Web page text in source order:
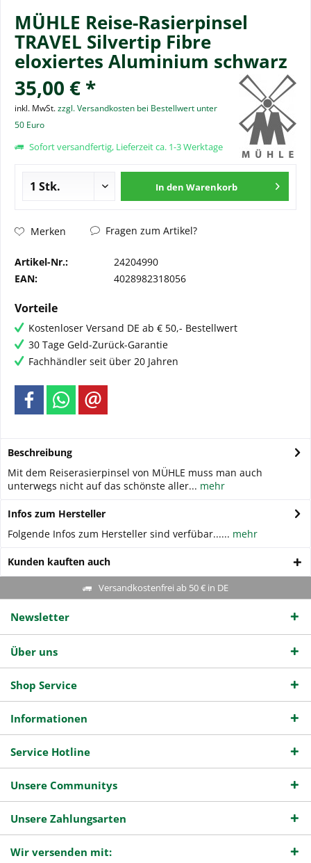
MÜHLE Reise-Rasierpinsel
TRAVEL Silvertip Fibre
eloxiertes Aluminium schwarz
35,00 € *
inkl. MwSt.zzgl. Versandkosten bei Bestellwert unter
50 Euro
Sofort versandfertig, Lieferzeit ca. 1-3 Werktage
In den Warenkorb
Merken Fragen zum Artikel?
Artikel-Nr.:
24204990
EAN:
4028982318056
Vorteile
Kostenloser Versand DE ab € 50,- Bestellwert
30 Tage Geld-Zurück-Garantie
Fachhändler seit über 20 Jahren
Beschreibung
Mit dem Reiserasierpinsel von MÜHLE muss man auch
unterwegs nicht auf das schönste aller... mehr
Infos zum Hersteller
Folgende Infos zum Hersteller sind verfübar...... mehr
Kunden kauften auch
Versandkostenfrei ab 50 € in DE
Newsletter
Über uns
Shop Service
Informationen
Service Hotline
Unsere Communitys
Unsere Zahlungsarten
Wir versenden mit: